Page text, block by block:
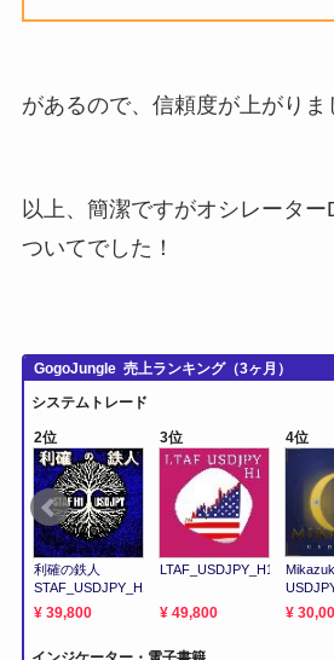
があるので、信頼度が上がりま
以上、簡潔ですがオシレータ
ついてでした！